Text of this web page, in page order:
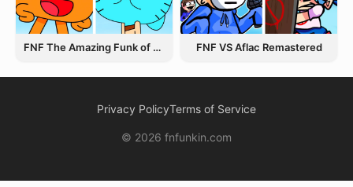
FNF The Amazing Funk of Gumball FNF VS Aflac Remastered
Privacy PolicyTerms of Service
© 2026 fnfunkin.com